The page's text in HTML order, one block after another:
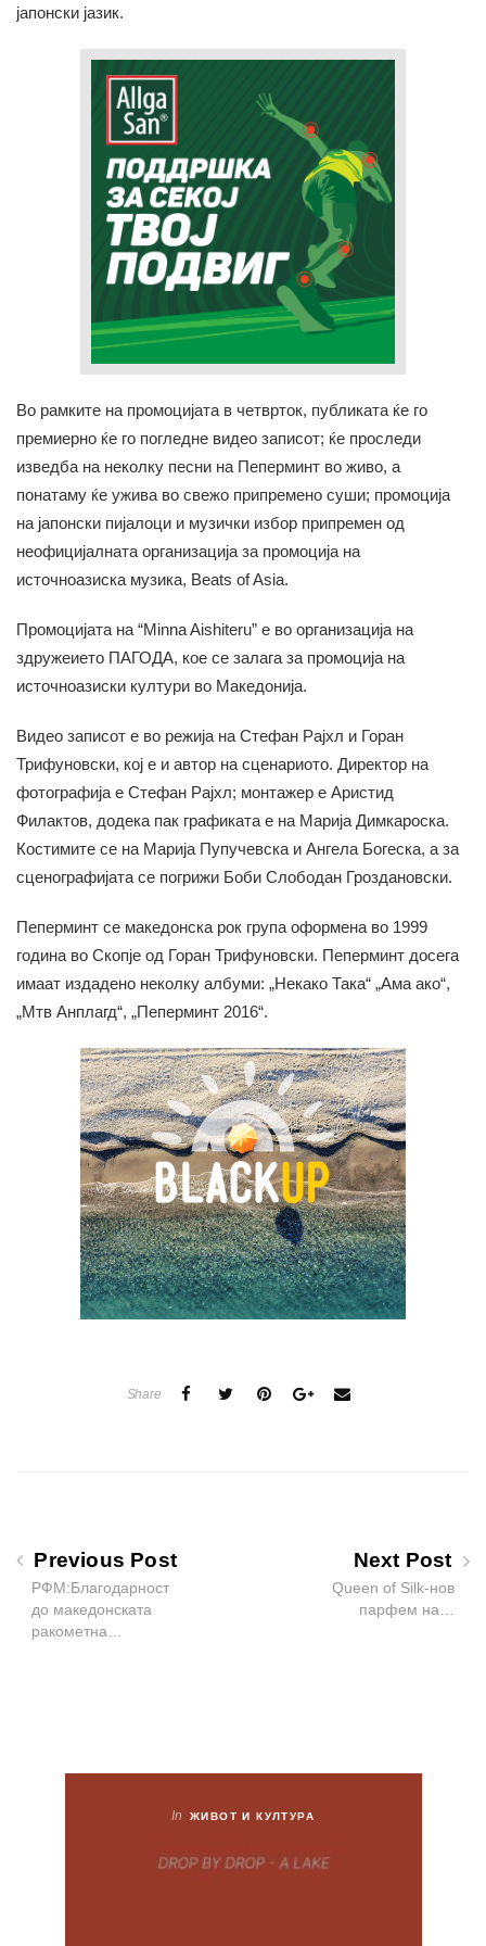
јапонски јазик.
Во рамките на промоцијата в четврток, публиката ќе го
премиерно ќе го погледне видео записот; ќе проследи
изведба на неколку песни на Пеперминт во живо, а
понатаму ќе ужива во свежо припремено суши; промоција
на јапонски пијалоци и музички избор припремен од
неофицијалната организација за промоција на
источноазиска музика, Beats of Asia.
Промоцијата на “Minna Aishiteru” е во организација на
здружеието ПАГОДА, кое се залага за промоција на
источноазиски култури во Македонија.
Видео записот е во режија на Стефан Рајхл и Горан
Трифуновски, кој е и автор на сценариото. Директор на
фотографија е Стефан Рајхл; монтажер е Аристид
Филактов, додека пак графиката е на Марија Димкароска.
Костимите се на Марија Пупучевска и Ангела Богеска, а за
сценографијата се погрижи Боби Слободан Гроздановски.
Пеперминт се македонска рок група оформена во 1999
година во Скопје од Горан Трифуновски. Пеперминт досега
имаат издадено неколку албуми: „Некако Така“ „Ама ако“,
„Мтв Анплагд“, „Пеперминт 2016“.
Share
Previous Post
РФМ:Благодарност
до македонската
ракометна…
Next Post
Queen of Silk-нов
парфем на…
In ЖИВОТ И КУЛТУРА